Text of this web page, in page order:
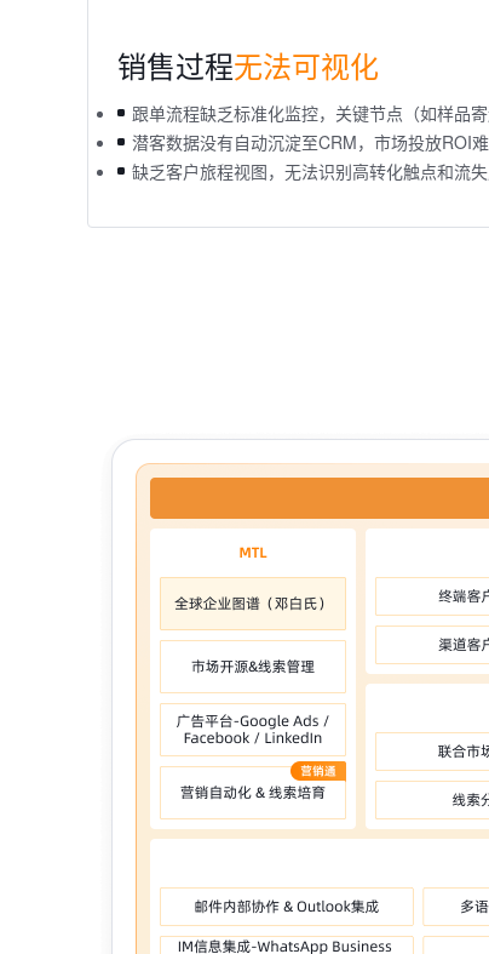
销售过程无法可视化
跟单流程缺乏标准化监控，关键节点（如样品
潜客数据没有自动沉淀至CRM，市场投放ROI难
缺乏客户旅程视图，无法识别高转化触点和流失